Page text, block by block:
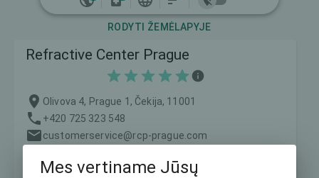
RODYTI ŽEMĖLAPYJE
Refractive Center Prague
Olivova 4, Prague 1, Čekija, 11001
+420 725 323 548
customerservice@rcp-prague.com
Mes vertiname Jūsų